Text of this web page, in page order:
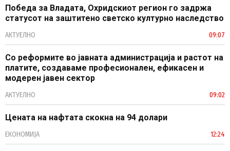
Победа за Владата, Охридскиот регион го задржа
статусот на заштитено светско културно наследство
АКТУЕЛНО 09:07
Со реформите во јавната администрација и растот на
платите, создаваме професионален, ефикасен и
модерен јавен сектор
АКТУЕЛНО 09:02
Цената на нафтата скокна на 94 долари
ЕКОНОМИЈА 12:24